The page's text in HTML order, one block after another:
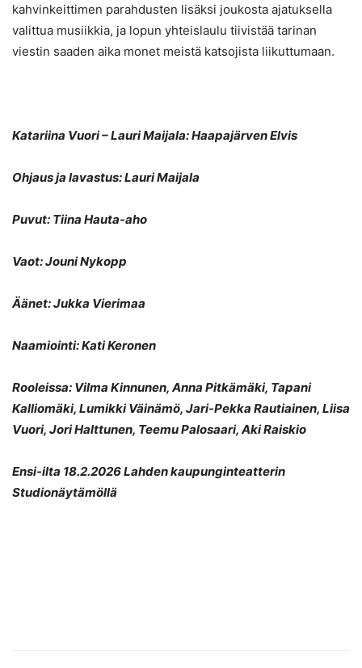
kahvinkeittimen parahdusten lisäksi joukosta ajatuksella
valittua musiikkia, ja lopun yhteislaulu tiivistää tarinan
viestin saaden aika monet meistä katsojista liikuttumaan.
Katariina Vuori – Lauri Maijala: Haapajärven Elvis
Ohjaus ja lavastus: Lauri Maijala
Puvut: Tiina Hauta-aho
Vaot: Jouni Nykopp
Äänet: Jukka Vierimaa
Naamiointi: Kati Keronen
Rooleissa: Vilma Kinnunen, Anna Pitkämäki, Tapani
Kalliomäki, Lumikki Väinämö, Jari-Pekka Rautiainen, Liisa
Vuori, Jori Halttunen, Teemu Palosaari, Aki Raiskio
Ensi-ilta 18.2.2026 Lahden kaupunginteatterin
Studionäytämöllä